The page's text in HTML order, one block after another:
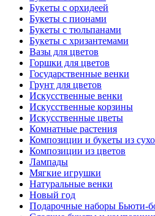
Букеты с орхидеей
Букеты с пионами
Букеты с тюльпанами
Букеты с хризантемами
Вазы для цветов
Горшки для цветов
Государственные венки
Грунт для цветов
Искусственные венки
Искусственные корзины
Искусственные цветы
Комнатные растения
Композиции и букеты из
Композиции из цветов
Лампады
Мягкие игрушки
Натуральные венки
Новый год
Подарочные наборы Бьюти-